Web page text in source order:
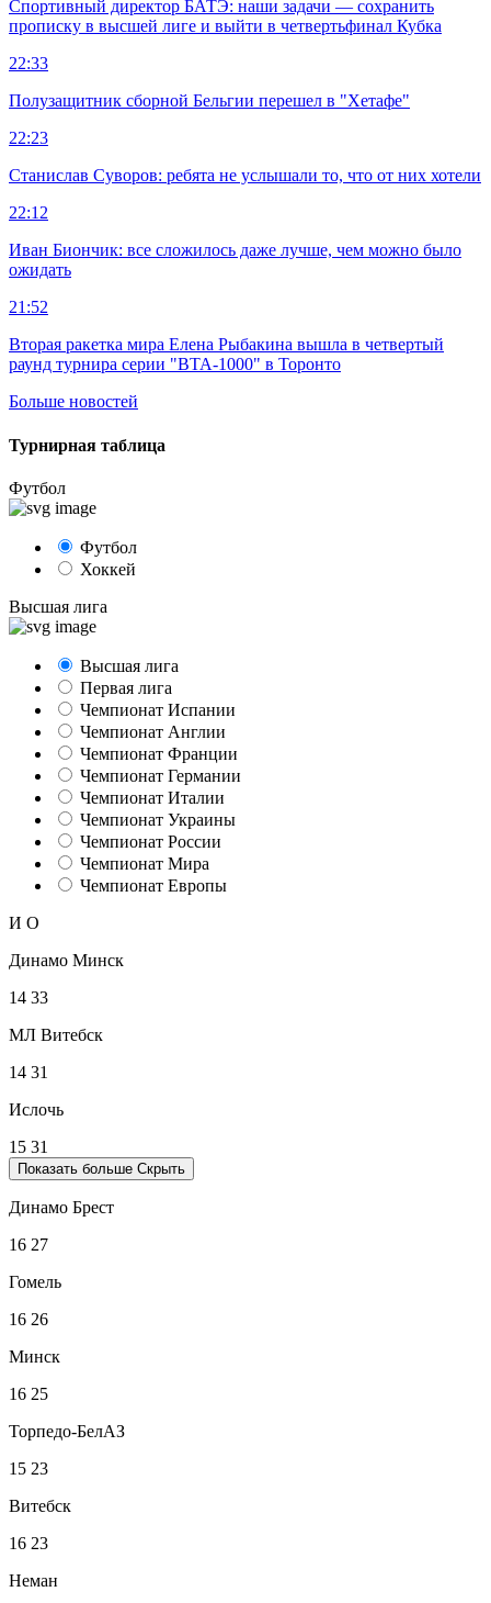
Спортивный директор БАТЭ: наши задачи — сохранить
прописку в высшей лиге и выйти в четвертьфинал Кубка
22:33
Полузащитник сборной Бельгии перешел в "Хетафе"
22:23
Станислав Суворов: ребята не услышали то, что от них хотели
22:12
Иван Биончик: все сложилось даже лучше, чем можно было
ожидать
21:52
Вторая ракетка мира Елена Рыбакина вышла в четвертый
раунд турнира серии "ВТА-1000" в Торонто
Больше новостей
Турнирная таблица
Футбол
Футбол
Хоккей
Высшая лига
Высшая лига
Первая лига
Чемпионат Испании
Чемпионат Англии
Чемпионат Франции
Чемпионат Германии
Чемпионат Италии
Чемпионат Украины
Чемпионат России
Чемпионат Мира
Чемпионат Европы
И О
Динамо Минск
14 33
МЛ Витебск
14 31
Ислочь
15 31
Показать больше Скрыть
Динамо Брест
16 27
Гомель
16 26
Минск
16 25
Торпедо-БелАЗ
15 23
Витебск
16 23
Неман